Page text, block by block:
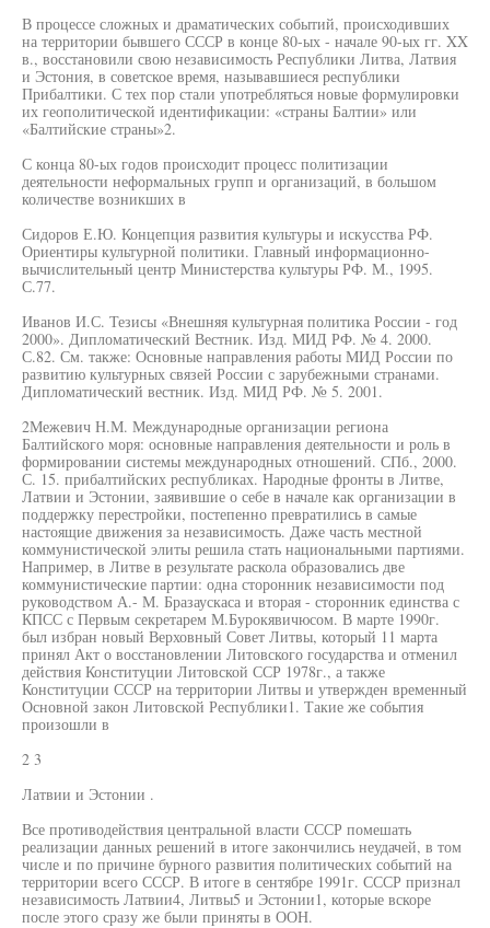
В процессе сложных и драматических событий, происходивших
на территории бывшего СССР в конце 80-ых - начале 90-ых гг. XX
в., восстановили свою независимость Республики Литва, Латвия
и Эстония, в советское время, называвшиеся республики
Прибалтики. С тех пор стали употребляться новые формулировки
их геополитической идентификации: «страны Балтии» или
«Балтийские страны»2.
С конца 80-ых годов происходит процесс политизации
деятельности неформальных групп и организаций, в большом
количестве возникших в
Сидоров Е.Ю. Концепция развития культуры и искусства РФ.
Ориентиры культурной политики. Главный информационно-
вычислительный центр Министерства культуры РФ. М., 1995.
С.77.
Иванов И.С. Тезисы «Внешняя культурная политика России - год
2000». Дипломатический Вестник. Изд. МИД РФ. № 4. 2000.
С.82. См. также: Основные направления работы МИД России по
развитию культурных связей России с зарубежными странами.
Дипломатический вестник. Изд. МИД РФ. № 5. 2001.
2Межевич Н.М. Международные организации региона
Балтийского моря: основные направления деятельности и роль в
формировании системы международных отношений. СПб., 2000.
С. 15. прибалтийских республиках. Народные фронты в Литве,
Латвии и Эстонии, заявившие о себе в начале как организации в
поддержку перестройки, постепенно превратились в самые
настоящие движения за независимость. Даже часть местной
коммунистической элиты решила стать национальными партиями.
Например, в Литве в результате раскола образовались две
коммунистические партии: одна сторонник независимости под
руководством А.- М. Бразаускаса и вторая - сторонник единства с
КПСС с Первым секретарем М.Бурокявичюсом. В марте 1990г.
был избран новый Верховный Совет Литвы, который 11 марта
принял Акт о восстановлении Литовского государства и отменил
действия Конституции Литовской ССР 1978г., а также
Конституции СССР на территории Литвы и утвержден временный
Основной закон Литовской Республики1. Такие же события
произошли в
2 3
Латвии и Эстонии .
Все противодействия центральной власти СССР помешать
реализации данных решений в итоге закончились неудачей, в том
числе и по причине бурного развития политических событий на
территории всего СССР. В итоге в сентябре 1991г. СССР признал
независимость Латвии4, Литвы5 и Эстонии1, которые вскоре
после этого сразу же были приняты в ООН.